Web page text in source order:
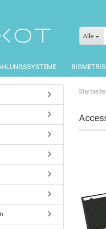
Alle
Startseite